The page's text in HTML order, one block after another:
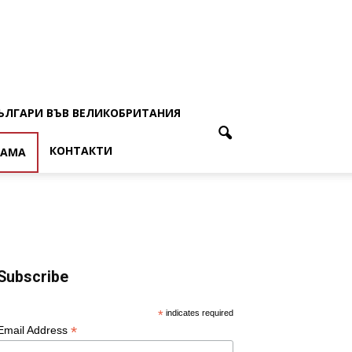
ВЪВ ВЕЛИКОБРИТАНИЯ
КОНТАКТИ
* indicates required
Address *